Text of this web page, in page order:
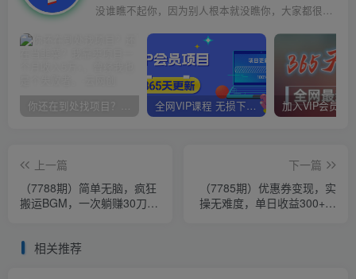
2.1W+ 0 2 1125W+
我输过,我败过,但我从未放弃过
上一篇
益。实操教程
下一篇